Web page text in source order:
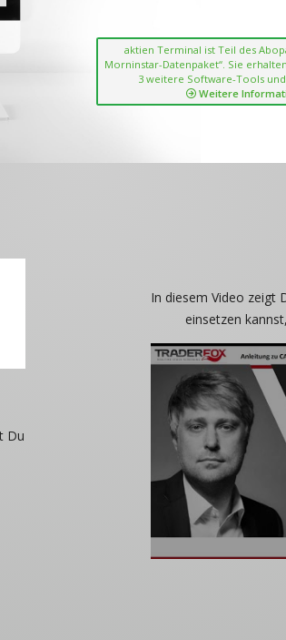
aktien Terminal ist Teil des
Morninstar-Datenpaket“. Sie
3 weitere Software-Tools und
Weitere
Du
In diesem Video zeigt
einsetzen